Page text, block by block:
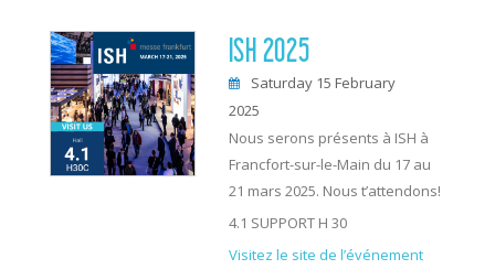
ISH 2025
Saturday 15 February
2025
Nous serons présents à ISH à
Francfort-sur-le-Main du 17 au
21 mars 2025. Nous t’attendons!
4.1 SUPPORT H 30
Visitez le site de l’événement